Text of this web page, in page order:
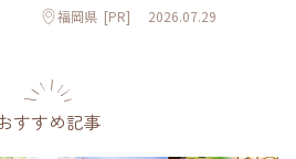
福岡県 [PR] 2026.07.29
すすめ記事